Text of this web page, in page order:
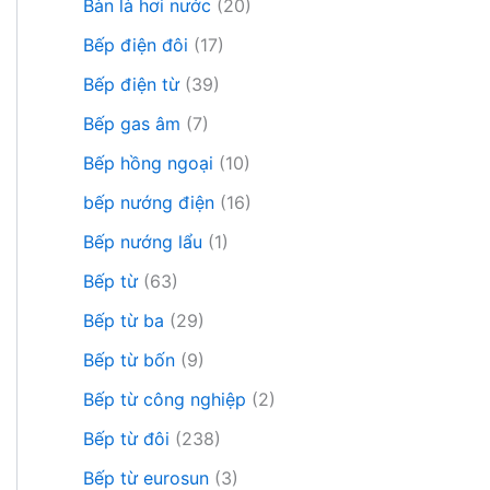
Bàn là hơi nước (20)
Bếp điện đôi (17)
Bếp điện từ (39)
Bếp gas âm (7)
Bếp hồng ngoại (10)
bếp nướng điện (16)
Bếp nướng lẩu (1)
Bếp từ (63)
Bếp từ ba (29)
Bếp từ bốn (9)
Bếp từ công nghiệp (2)
Bếp từ đôi (238)
Bếp từ eurosun (3)